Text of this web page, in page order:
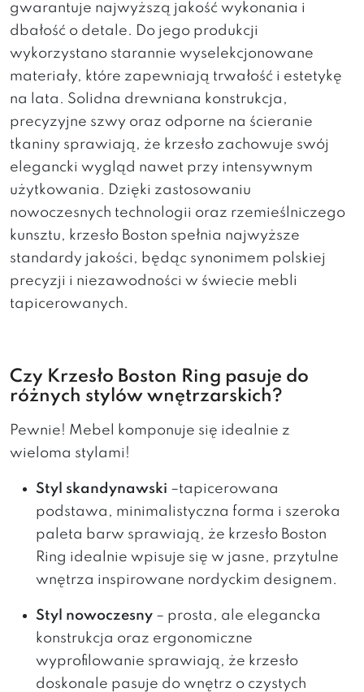
gwarantuje najwyższą jakość wykonania i
dbałość o detale. Do jego produkcji
wykorzystano starannie wyselekcjonowane
materiały, które zapewniają trwałość i estetykę
na lata. Solidna drewniana konstrukcja,
precyzyjne szwy oraz odporne na ścieranie
tkaniny sprawiają, że krzesło zachowuje swój
elegancki wygląd nawet przy intensywnym
użytkowania. Dzięki zastosowaniu
nowoczesnych technologii oraz rzemieślniczego
kunsztu, krzesło Boston spełnia najwyższe
standardy jakości, będąc synonimem polskiej
precyzji i niezawodności w świecie mebli
tapicerowanych.
Czy Krzesło Boston Ring pasuje do
różnych stylów wnętrzarskich?
Pewnie! Mebel komponuje się idealnie z
wieloma stylami!
Styl skandynawski –tapicerowana
podstawa, minimalistyczna forma i szeroka
paleta barw sprawiają, że krzesło Boston
Ring idealnie wpisuje się w jasne, przytulne
wnętrza inspirowane nordyckim designem.
Styl nowoczesny – prosta, ale elegancka
konstrukcja oraz ergonomiczne
wyprofilowanie sprawiają, że krzesło
doskonale pasuje do wnętrz o czystych